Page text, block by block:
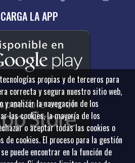
LA APP
propias y de terceros para
correcta y segura nuestro sitio web,
y analizar la navegación de los
las cookies, la mayoría de los
o aceptar todas las cookies o
cookies. El proceso para la gestión
puede encontrar en la función de